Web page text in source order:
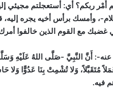
أَمْر ربكم؟ أي: أستعجلتم مجيئي
، وأمسك برأس أخيه يجره إليه،
غضبك مع القوم الذين خالفوا
: أَنَّ النَّبِيَّ -صَلَّى اللهُ عَلَيْهِ
مُتَقَبَّلاً، وَلا تُشْمِتْ بِنَا عَدُوًّا
فيه.